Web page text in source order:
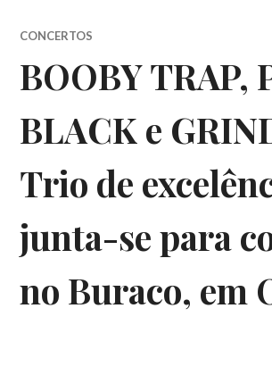
CONCERTOS
BOOBY TRAP,
BLACK e
Trio de
junta-se para
no Buraco, em